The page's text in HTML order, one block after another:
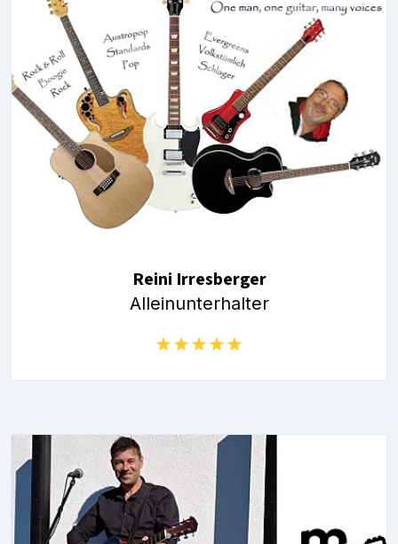
Reini Irresberger
Alleinunterhalter